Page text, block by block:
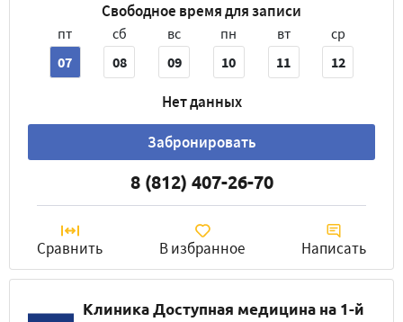
Свободное время для записи
пт
07
сб
08
вс
09
пн
10
вт
11
ср
12
Нет данных
Забронировать
8 (812) 407-26-70
Сравнить В избранное Написать
Клиника Доступная медицина на 1-й